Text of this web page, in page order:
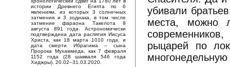
истории Древнего Египта по 6
явлениям, из которых 3 солнечных
затмения и 3 зодиака, в том числе
затмение фараона Такелота 8
августа 891 года. Астрономически
подтверждена дата распятия Иисуса
Христа, как 18 марта 1010 года, и
дата смерти Ибрагима – сына
Пророка Мухаммеда, как 7 февраля
1152 года (28 шавваля 546 года
Хиджры). 20.02–31.03.2020.
убивали
места, можно
рыцарей по